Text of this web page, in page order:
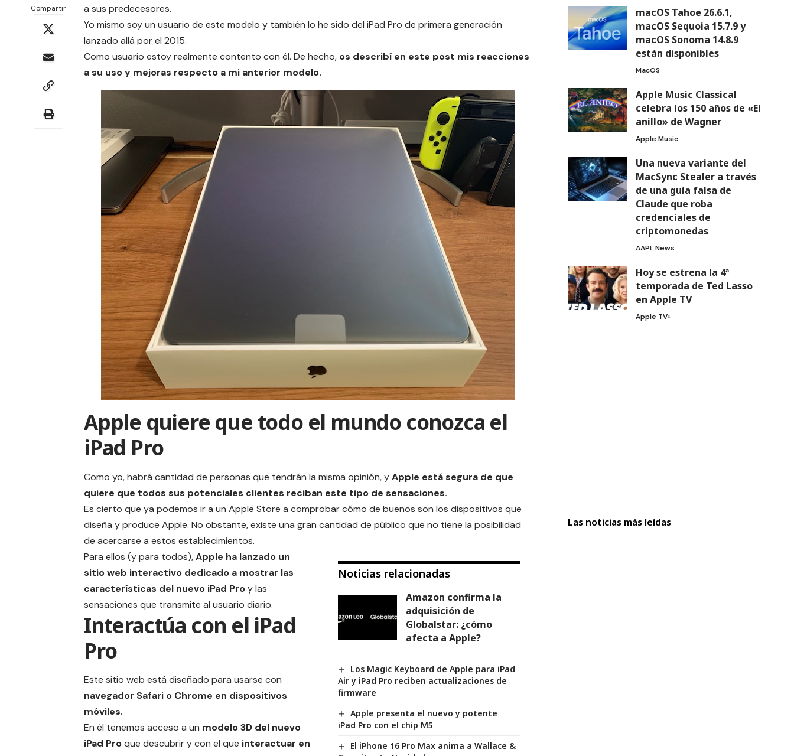
Compartir
a sus predecesores.
Yo mismo soy un usuario de este modelo y también lo he sido del iPad Pro de primera generación
lanzado allá por el 2015.
Como usuario estoy realmente contento con él. De hecho, os describí en este post mis reacciones
a su uso y mejoras respecto a mi anterior modelo.
Apple quiere que todo el mundo conozca el
iPad Pro
Como yo, habrá cantidad de personas que tendrán la misma opinión, yApple está segura de que
quiere que todos sus potenciales clientes reciban este tipo de sensaciones.
Es cierto que ya podemos ir a un Apple Store a comprobar cómo de buenos son los dispositivos que
diseña y produce Apple. No obstante, existe una gran cantidad de público que no tiene la posibilidad
de acercarse a estos establecimientos.
Noticias relacionadas
Amazon confirma la
adquisición de
Globalstar: ¿cómo
afecta a Apple?
Los Magic Keyboard de Apple para iPad
Air y iPad Pro reciben actualizaciones de
firmware
Apple presenta el nuevo y potente
iPad Pro con el chip M5
El iPhone 16 Pro Max anima a Wallace &
Para ellos (y para todos),Apple ha lanzado un
sitio web interactivo dedicado a mostrar las
características del nuevo iPad Proy las
sensaciones que transmite al usuario diario.
Interactúa con el iPad
Pro
Este sitio web está diseñado para usarse con
navegador Safari o Chrome en dispositivos
móviles.
En él tenemos acceso a un modelo 3D del nuevo
iPad Proque descubrir y con el que interactuar en
macOS Tahoe 26.6.1,
macOS Sequoia 15.7.9 y
macOS Sonoma 14.8.9
están disponibles
MacOS
Apple Music Classical
celebra los 150 años de «El
anillo» de Wagner
Apple Music
Una nueva variante del
MacSync Stealer a través
de una guía falsa de
Claude que roba
credenciales de
criptomonedas
AAPL News
Hoy se estrena la 4ª
temporada de Ted Lasso
en Apple TV
Apple TV+
Las noticias más leídas